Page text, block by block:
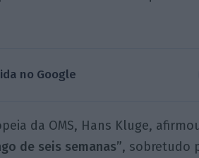
no Google
da OMS, Hans Kluge,
de seis semanas”, sobretudo